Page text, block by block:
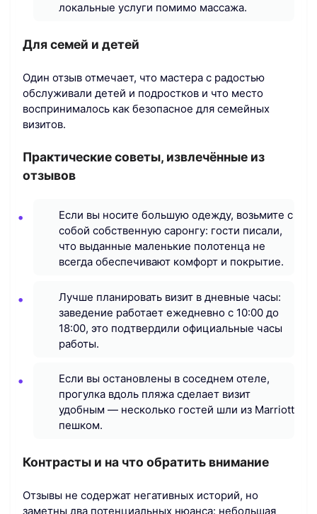
локальные услуги помимо массажа.
Для семей и детей
Один отзыв отмечает, что мастера с радостью
обслуживали детей и подростков и что место
воспринималось как безопасное для семейных
визитов.
Практические советы, извлечённые из
отзывов
Если вы носите большую одежду, возьмите с
собой собственную саронгу: гости писали,
что выданные маленькие полотенца не
всегда обеспечивают комфорт и покрытие.
Лучше планировать визит в дневные часы:
заведение работает ежедневно с 10:00 до
18:00, это подтвердили официальные часы
работы.
Если вы остановлены в соседнем отеле,
прогулка вдоль пляжа сделает визит
удобным — несколько гостей шли из Marriott
пешком.
Контрасты и на что обратить внимание
Отзывы не содержат негативных историй, но
заметны два потенциальных нюанса: небольшая